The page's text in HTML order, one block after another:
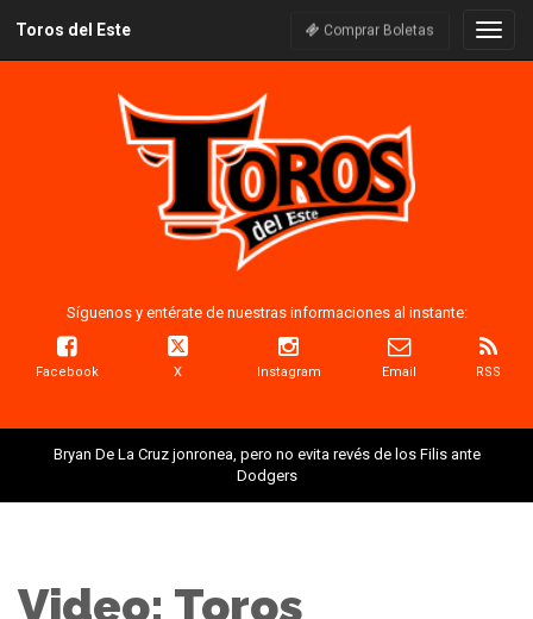
Toros del Este Comprar Boletas
Síguenos y entérate de nuestras informaciones al instante:
Facebook X Instagram Email RSS
Bryan De La Cruz jonronea, pero no evita revés de los Filis ante
Dodgers
Video: Toros